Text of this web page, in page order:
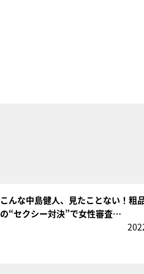
こんな中島健人、見たことない！粗
の“セクシー対決”で女性審査…